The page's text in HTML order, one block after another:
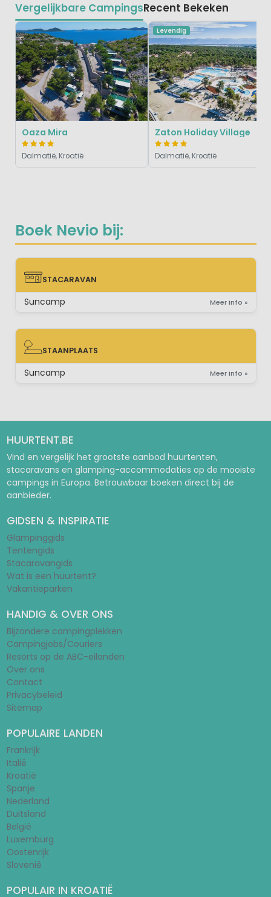
Boek Nevio bij:
STACARAVAN
STACARAVAN
Suncamp Meer info »
STAANPLAATS
STAANPLAATS
Suncamp Meer info »
Vergelijkbare CampingsRecent Bekeken
Oaza Mira
Dalmatië, Kroatië
Levendig
Zaton Holiday Village
Dalmatië, Kroatië
HUURTENT.BE
Vind en vergelijk het grootste aanbod huurtenten,
stacaravans en glamping-accommodaties op de mooiste
campings in Europa. Betrouwbaar boeken direct bij de
aanbieder.
GIDSEN & INSPIRATIE
Glampinggids
Tentengids
Stacaravangids
Wat is een huurtent?
Vakantieparken
HANDIG & OVER ONS
Bijzondere campingplekken
Campingjobs/Couriers
Resorts op de ABC-eilanden
Over ons
Contact
Privacybeleid
Sitemap
POPULAIRE LANDEN
Frankrijk
Italië
Kroatië
Spanje
Nederland
Duitsland
België
Luxemburg
Oostenrijk
Slovenië
POPULAIR IN KROATIË